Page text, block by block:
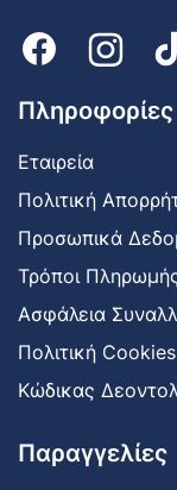
Πληροφορίες
Εταιρεία
Πολιτική
Προσωπικά
Τρόποι
Ασφάλεια
Πολιτική Cookies
Κώδικας
Παραγγελίες